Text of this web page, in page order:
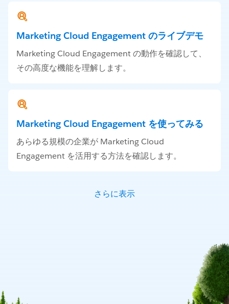
Marketing Cloud Engagement のライブデモ
Marketing Cloud Engagement の動作を確認して、
その高度な機能を理解します。
Marketing Cloud Engagement を使ってみる
あらゆる規模の企業が Marketing Cloud
Engagement を活用する方法を確認します。
さらに表示